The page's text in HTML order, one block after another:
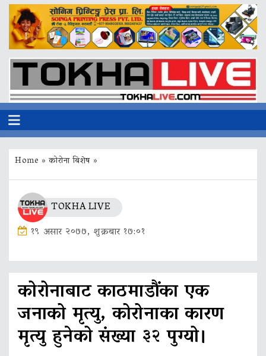
Home »कोरोना बिशेष»
TOKHA LIVE
१९ असार २०७७, शुक्रबार १७:०१
कोरोनाबाट काठमाडौंका एक
जनाको मृत्यु, कोरोनाका कारण
मृत्यु हुनेको संख्या ३२ पुग्यो।